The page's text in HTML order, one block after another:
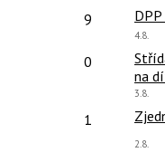
Počet reakcí:
9
Poslední
4.8.
Počet reakcí:
0
na
Poslední
3.8.
Počet reakcí:
1
Poslední
2.8.